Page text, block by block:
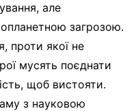
але
загрозою.
проти якої не
мусять поєднати
щоб вистояти.
з науковою